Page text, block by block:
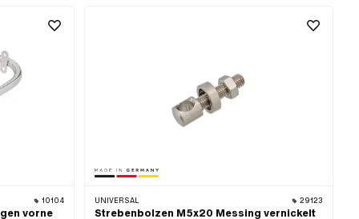
10104
vorne
UNIVERSAL 29123
Strebenbolzen M5x20 Messing vernickelt